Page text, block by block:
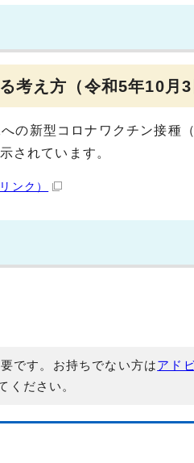
考え方（令和5年10月3
の新型コロナワクチン接種
されています。
ンク）
です。お持ちでない方はアド
ください。